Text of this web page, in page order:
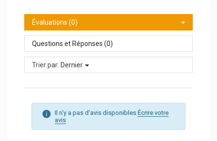
Évaluations (0)
Questions et Réponses (0)
Trier par: Dernier
Il n'y a pas d'avis disponibles Écrire votre
avis